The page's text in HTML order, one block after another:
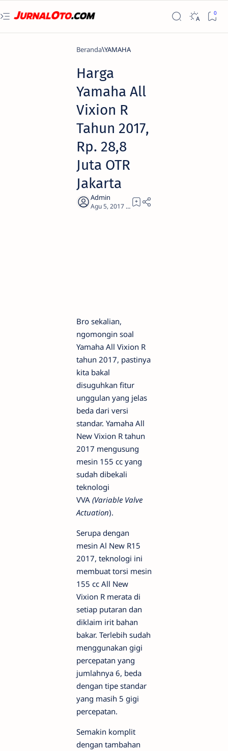
Beranda YAMAHA
Harga
Yamaha All
Vixion R
Tahun 2017,
Rp. 28,8
Juta OTR
Jakarta
1
Bro sekalian,
ngomongin soal
Yamaha All Vixion R
tahun 2017, pastinya
kita bakal
disuguhkan fitur
unggulan yang jelas
beda dari versi
standar. Yamaha All
New Vixion R tahun
2017 mengusung
mesin 155 cc yang
sudah dibekali
teknologi
VVA (Variable Valve
Actuation).
Serupa dengan
mesin Al New R15
2017, teknologi ini
membuat torsi mesin
155 cc All New
Vixion R merata di
setiap putaran dan
diklaim irit bahan
bakar. Terlebih sudah
menggunakan gigi
percepatan yang
jumlahnya 6, beda
dengan tipe standar
yang masih 5 gigi
percepatan.
Semakin komplit
dengan tambahan